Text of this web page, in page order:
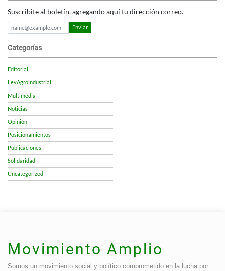
Suscribite al boletín, agregando aquí tu dirección correo.
Enviar
Categorías
Editorial
LeyAgroindustrial
Multimedia
Noticias
Opinión
Posicionamientos
Publicaciones
Solidaridad
Uncategorized
Movimiento Amplio
Somos un movimiento social y político comprometido en la lucha por